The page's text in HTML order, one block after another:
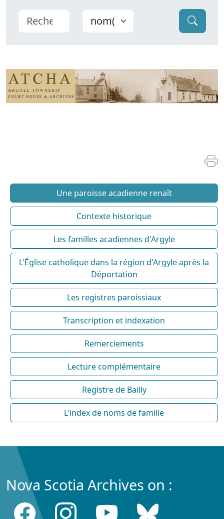
Une paroisse acadienne renaît
Contexte historique
Les familles acadiennes d'Argyle
L'Église catholique dans la région d'Argyle après la
Déportation
Les registres paroissiaux
Transcription et indexation
Remerciements
Lecture complémentaire
Registre de Bailly
L'index de noms de famille
Nova Scotia Archives on :